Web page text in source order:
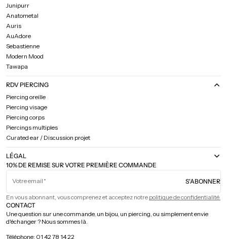
10% DE REMISE SUR VOTRE PREMIÈRE COMMANDE
Votre email S'ABONNER
En vous abonnant, vous comprenez et acceptez notre politique de confidentialité.
Junipurr
Anatometal
Auris
AuAdore
Sebastienne
Modern Mood
Tawapa
RDV PIERCING
Piercing oreille
Piercing visage
Piercing corps
Piercings multiples
Curated ear / Discussion projet
LÉGAL
CONTACT
Une question sur une commande, un bijou, un piercing, ou simplement envie
d'échanger ? Nous sommes là.
Téléphone: 01 42 78 14 22